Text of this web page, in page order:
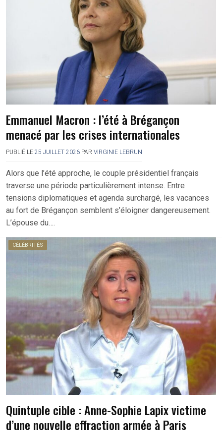
Emmanuel Macron : l’été à Brégançon
menacé par les crises internationales
PUBLIÉ LE 25 JUILLET 2026 PAR VIRGINIE LEBRUN
Alors que l’été approche, le couple présidentiel français
traverse une période particulièrement intense. Entre
tensions diplomatiques et agenda surchargé, les vacances
au fort de Brégançon semblent s’éloigner dangereusement.
L’épouse du….
CÉLÉBRITÉS
Quintuple cible : Anne-Sophie Lapix victime
d’une nouvelle effraction armée à Paris